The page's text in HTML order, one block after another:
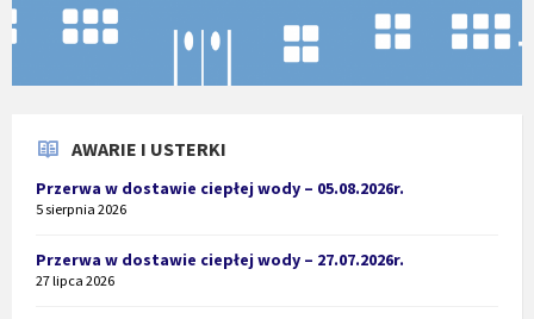
AWARIE I USTERKI
Przerwa w dostawie ciepłej wody – 05.08.2026r.
5 sierpnia 2026
Przerwa w dostawie ciepłej wody – 27.07.2026r.
27 lipca 2026